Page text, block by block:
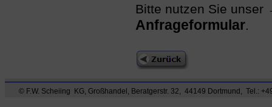
Bitte nutzen Sie unser
Anfrageformular.
© F.W. Scheiing KG, Großhandel, Beratgerstr. 32, 44149 Dortmund, Tel.: